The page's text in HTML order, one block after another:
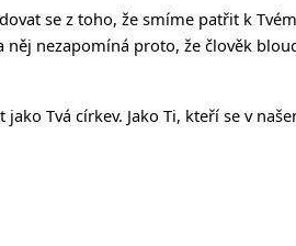
se z toho, že smíme patřit k
nezapomíná proto, že člověk
Tvá církev. Jako Ti, kteří se v